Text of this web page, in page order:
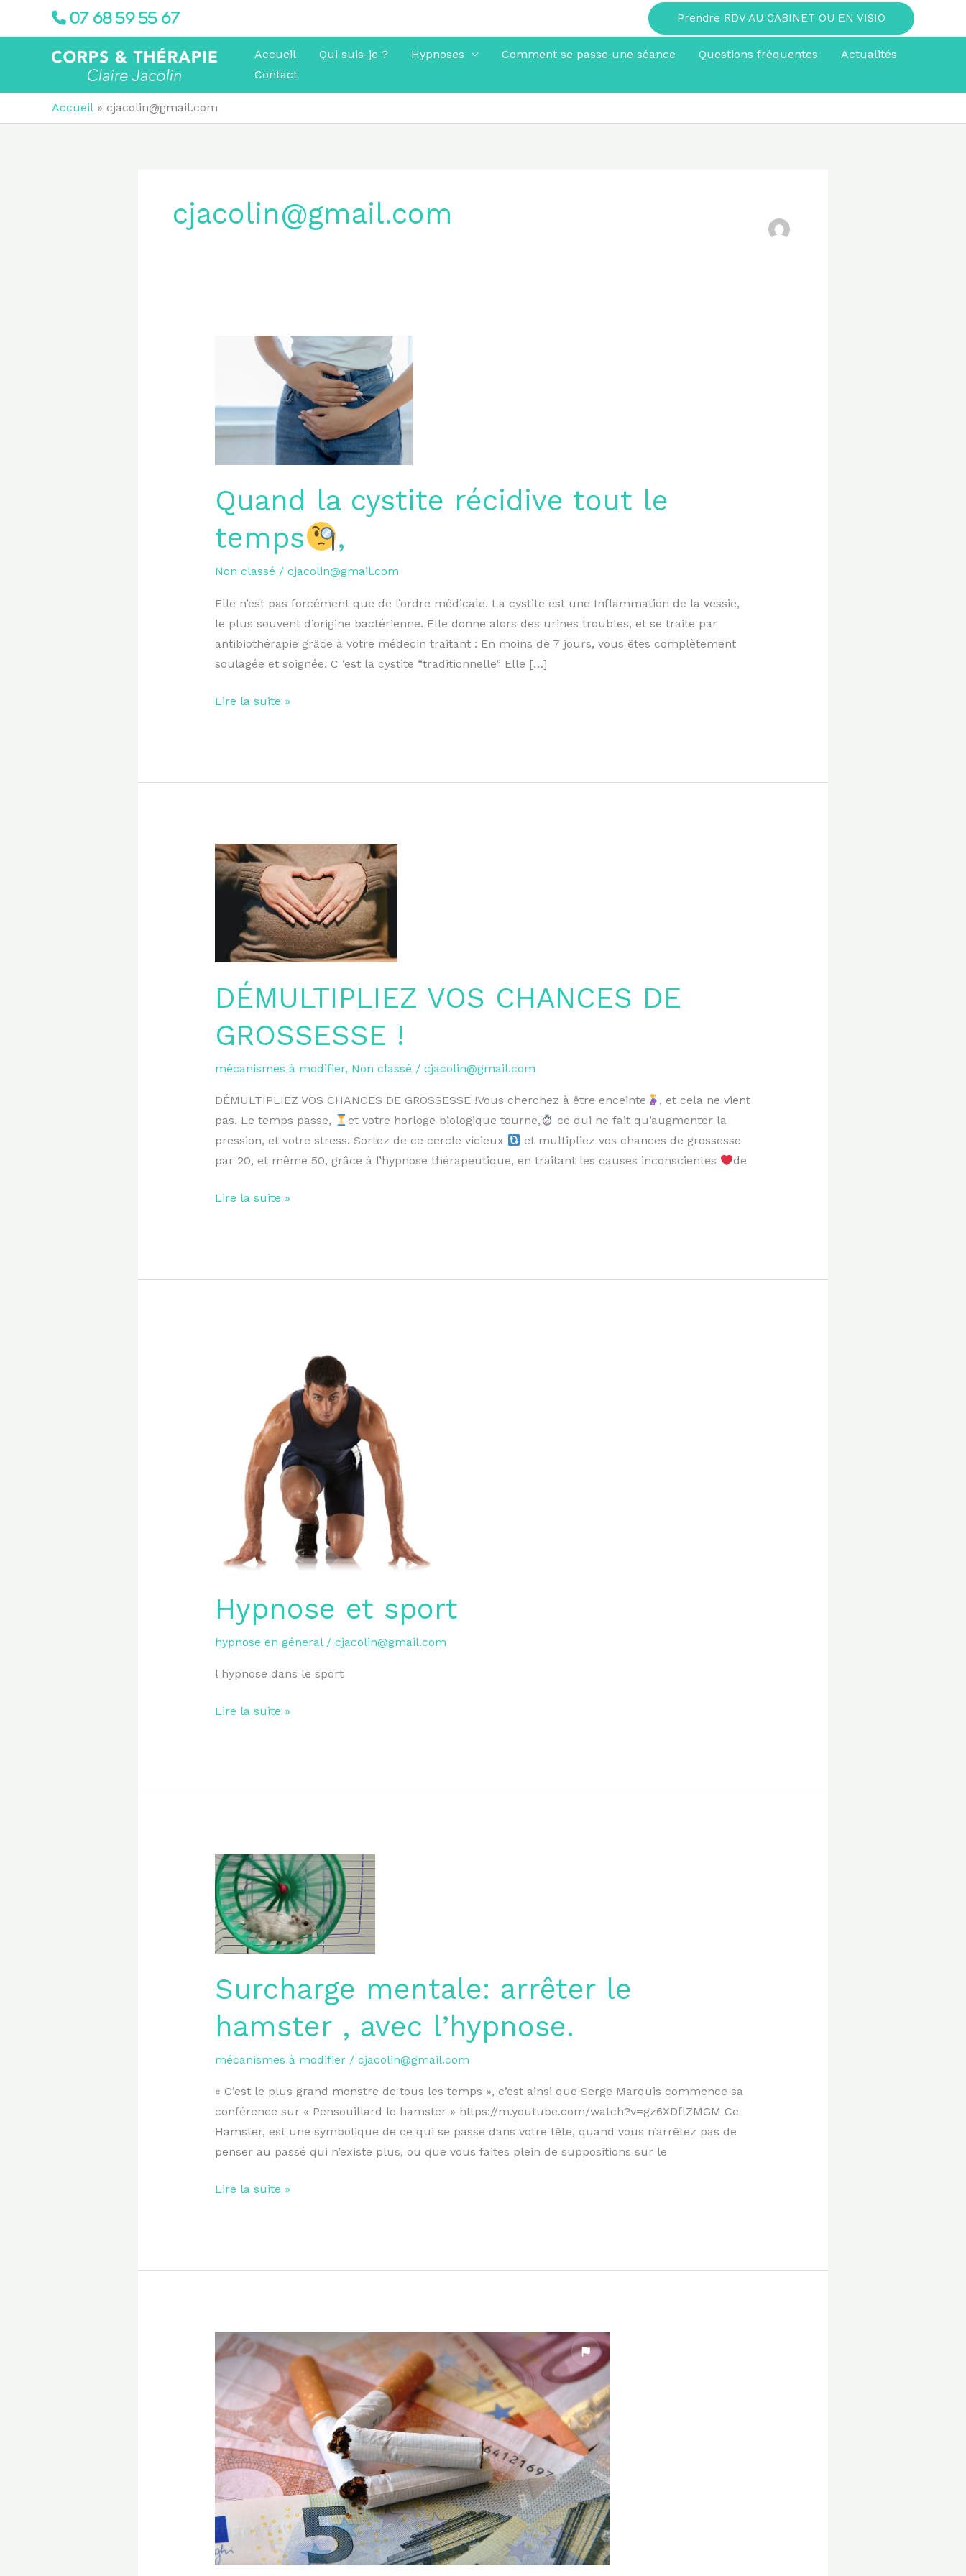
07 68 59 55 67 Prendre RDV AU CABINET OU EN VISIO
Accueil Qui suis-je ? Hypnoses Comment se passe une séance Questions fréquentes
Actualités
Contact
Accueil cjacolin@gmail.com
cjacolin@gmail.com
Quand la cystite récidive tout le
temps
,
Non classé / cjacolin@gmail.com
Elle n’est pas forcément que de l’ordre médicale. La cystite est une Inflammation de la vessie,
le plus souvent d’origine bactérienne. Elle donne alors des urines troubles, et se traite par
antibiothérapie grâce à votre médecin traitant : En moins de 7 jours, vous êtes complètement
soulagée et soignée. C ‘est la cystite “traditionnelle” Elle […]
récidive
tout
temps
,
Lire la suite »
DÉMULTIPLIEZ VOS CHANCES DE
GROSSESSE !
mécanismes à modifier, Non classé / cjacolin@gmail.com
DÉMULTIPLIEZ VOS CHANCES DE GROSSESSE !Vous cherchez à être enceinte
, et cela ne vient
pas. Le temps passe,
et votre horloge biologique tourne,
ce qui ne fait qu’augmenter la
pression, et votre stress. Sortez de ce cercle vicieux
et multipliez vos chances de grossesse
par 20, et même 50, grâce à l’hypnose thérapeutique, en traitant les causes inconscientes
de
DÉMULTIPLIEZ
VOS
CHANCES
GROSSESSE !
Lire la suite »
Hypnose et sport
hypnose en géneral/ cjacolin@gmail.com
l hypnose dans le sport
Lire la suite »
Surcharge mentale: arrêter le
hamster , avec l’hypnose.
mécanismes à modifier/ cjacolin@gmail.com
« C’est le plus grand monstre de tous les temps », c’est ainsi que Serge Marquis commence sa
conférence sur « Pensouillard le hamster » https://m.youtube.com/watch?v=gz6XDflZMGM Ce
Hamster, est une symbolique de ce qui se passe dans votre tête, quand vous n’arrêtez pas de
penser au passé qui n’existe plus, ou que vous faites plein de suppositions sur le
Surcharge
mentale:
arrêter
le
hamster
avec
Lire la suite »
Comment
arrêter
la
cigarette
avec
l’hypnose,
quand
elle
rime
avec
plaisir?